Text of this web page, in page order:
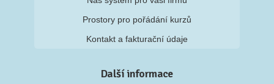
Prostory pro pořádání kurzů
Kontakt a fakturační údaje
Další informace